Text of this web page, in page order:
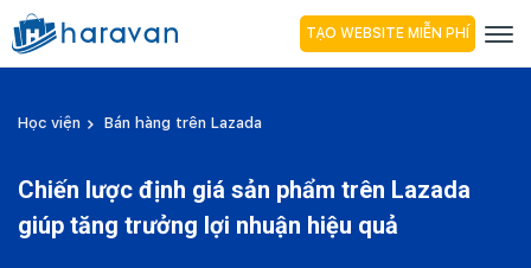
TẠO WEBSITE MIỄN PHÍ
Học viện Bán hàng trên Lazada
Chiến lược định giá sản phẩm trên Lazada
giúp tăng trưởng lợi nhuận hiệu quả